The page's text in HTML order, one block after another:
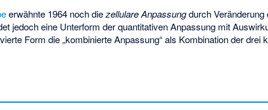
erwähnte 1964 noch diezellulare Anpassungdurch Veränderung
jedoch eine Unterform der quantitativen Anpassung mit
Form die „kombinierte Anpassung“ als Kombination der